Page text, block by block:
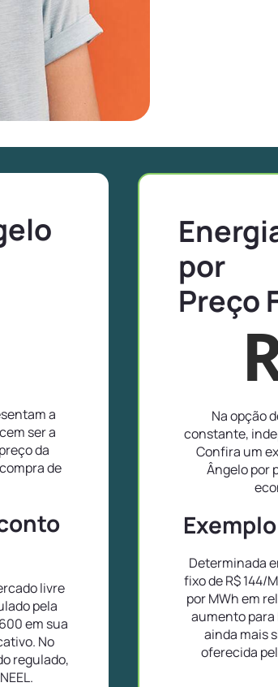
a
ser a
da
de
livre
pela
em sua
No
regulado,
por
Preço
Na opção
constante,
Confira um
Ângelo por
Determinada
fixo de R$ 144/
por MWh em
aumento para
ainda mais
oferecida